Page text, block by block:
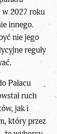
w 2027 roku
innego.
nie jego
reguły
Pałacu
ruch
jak i
który przez